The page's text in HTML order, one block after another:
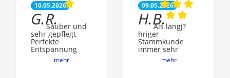
10.05.2026
G.R.Sauber und
sehr gepflegt
Perfekte
Entspannung
mehr
09.05.2026
H.B.Als langj?
hriger
Stammkunde
immer sehr
mehr